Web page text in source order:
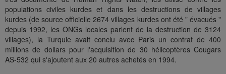
populations civiles kurdes et dans les destructions de villages
kurdes (de source officielle 2674 villages kurdes ont été " évacués "
depuis 1992, les ONGs locales parlent de la destruction de 3124
villages), la Turquie avait conclu avec Paris un contrat de 400
millions de dollars pour l'acquisition de 30 hélicoptères Cougars
AS-532 qui s'ajoutent aux 20 autres achetés en 1994.